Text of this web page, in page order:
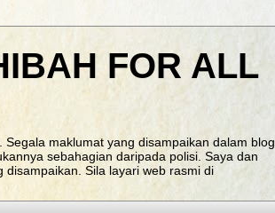
FOR ALL
maklumat yang disampaikan dalam blog
sebahagian daripada polisi. Saya dan
Sila layari web rasmi di